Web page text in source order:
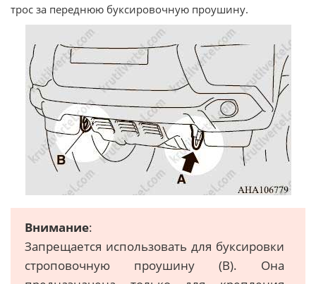
трос за переднюю буксировочную проушину.
Внимание:
Запрещается использовать для буксировки
строповочную проушину (В). Она